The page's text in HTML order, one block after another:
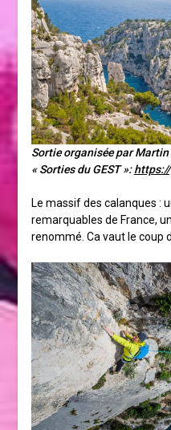
Sortie organisée par
« Sorties du GEST »:
Le massif des calanques :
remarquables de France,
renommé. Ca vaut le coup